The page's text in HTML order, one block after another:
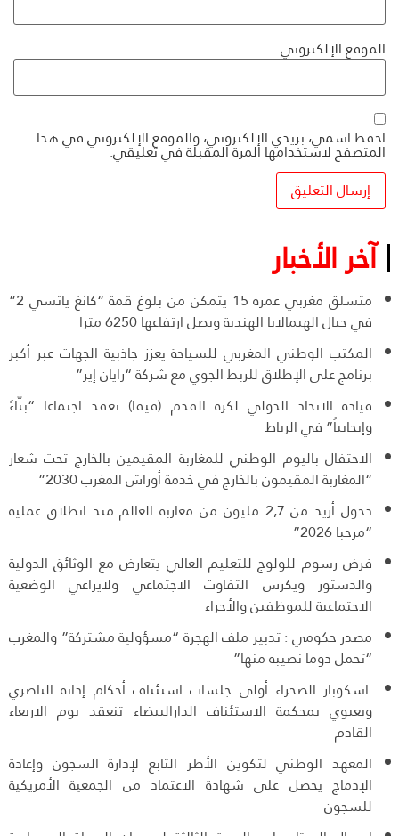
الموقع الإلكتروني
احفظ اسمي، بريدي الإلكتروني، والموقع الإلكتروني في هذا
المتصفح لاستخدامها المرة المقبلة في تعليقي.
آخر الأخبار
متسلق مغربي عمره 15 يتمكن من بلوغ قمة “كانغ ياتسي 2”
في جبال الهيمالايا الهندية ويصل ارتفاعها 6250 مترا
المكتب الوطني المغربي للسياحة يعزز جاذبية الجهات عبر أكبر
برنامج على الإطلاق للربط الجوي مع شركة “رايان إير”
قيادة الاتحاد الدولي لكرة القدم (فيفا) تعقد اجتماعا “بنّاءً
وإيجابياً” في الرباط
الاحتفال باليوم الوطني للمغاربة المقيمين بالخارج تحت شعار
“المغاربة المقيمون بالخارج في خدمة أوراش المغرب 2030”
دخول أزيد من 2,7 مليون من مغاربة العالم منذ انطلاق عملية
“مرحبا 2026”
فرض رسوم للولوج للتعليم العالي يتعارض مع الوثائق الدولية
والدستور ويكرس التفاوت الاجتماعي ولايراعي الوضعية
الاجتماعية للموظفين والأجراء
مصدر حكومي : تدبير ملف الهجرة “مسؤولية مشتركة” والمغرب
“تحمل دوما نصيبه منها”
اسكوبار الصحراء..أولى جلسات استئناف أحكام إدانة الناصري
وبعيوي بمحكمة الاستئناف الدارالبيضاء تنعقد يوم الاربعاء
القادم
المعهد الوطني لتكوين الأطر التابع لإدارة السجون وإعادة
الإدماج يحصل على شهادة الاعتماد من الجمعية الأمريكية
للسجون